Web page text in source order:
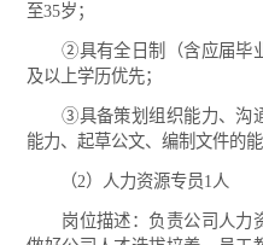
至35岁；
②具有全日制（含应届毕业
及以上学历优先；
③具备策划组织能力、沟通
能力、起草公文、编制文件的
（2）人力资源专员1人
岗位描述：负责公司人力资